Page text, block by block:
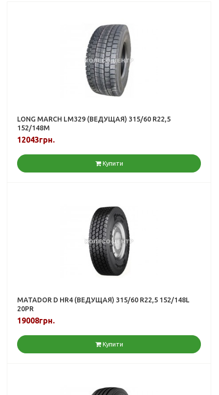
LONG MARCH LM329 (ВЕДУЩАЯ) 315/60 R22,5
152/148M
12043грн.
Купити
MATADOR D HR4 (ВЕДУЩАЯ) 315/60 R22,5 152/148L
20PR
19008грн.
Купити